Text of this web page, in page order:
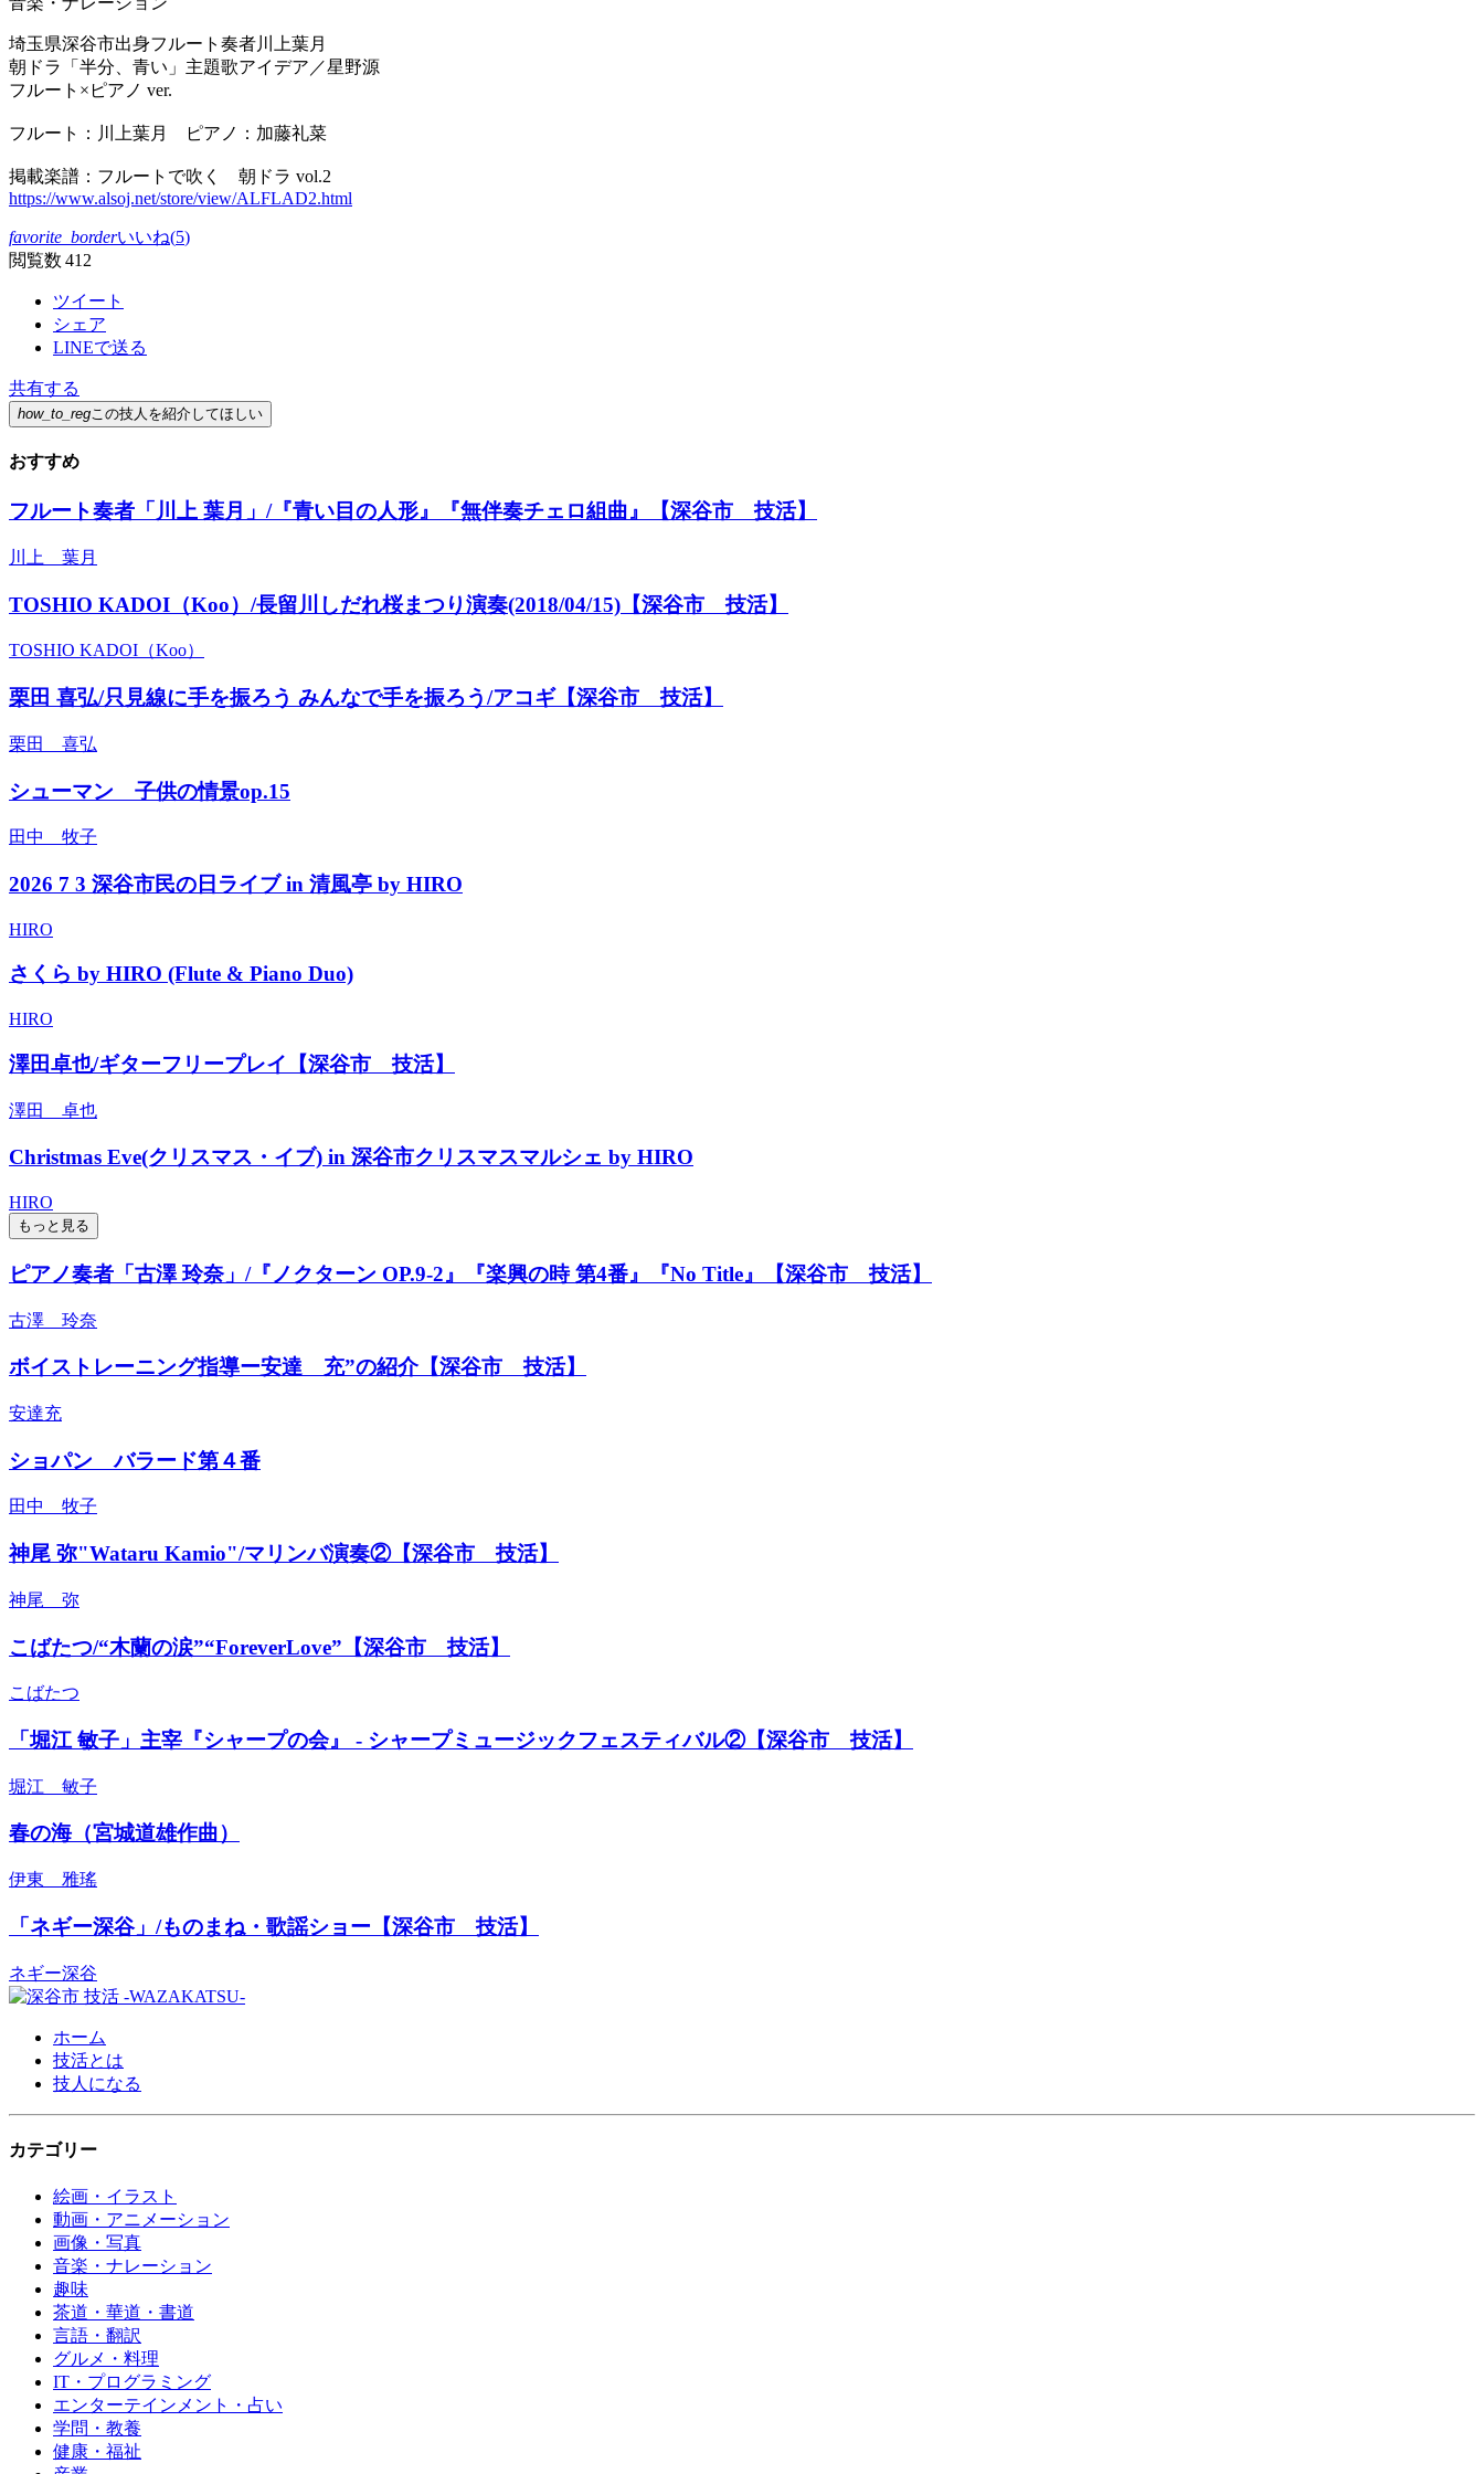
埼玉県深谷市出身フルート奏者川上葉月
朝ドラ「半分、青い」主題歌アイデア／星野源
フルート×ピアノ ver.
フルート：川上葉月 ピアノ：加藤礼菜
掲載楽譜：フルートで吹く 朝ドラ vol.2
https://www.alsoj.net/store/view/ALFLAD2.html
favorite_borderいいね(5)
閲覧数 412
ツイート
シェア
LINEで送る
共有する
how_to_reg この技人を紹介してほしい
おすすめ
フルート奏者「川上 葉月」/『青い目の人形』『無伴奏チェロ組曲』【深谷市 技活】
川上 葉月
TOSHIO KADOI（Koo）/長留川しだれ桜まつり演奏(2018/04/15)【深谷市 技活】
TOSHIO KADOI（Koo）
栗田 喜弘/只見線に手を振ろう みんなで手を振ろう/アコギ【深谷市 技活】
栗田 喜弘
シューマン 子供の情景op.15
田中 牧子
2026 7 3 深谷市民の日ライブ in 清風亭 by HIRO
HIRO
さくら by HIRO (Flute & Piano Duo)
HIRO
澤田卓也/ギターフリープレイ【深谷市 技活】
澤田 卓也
Christmas Eve(クリスマス・イブ) in 深谷市クリスマスマルシェ by HIRO
HIRO
もっと見る
ピアノ奏者「古澤 玲奈」/『ノクターン OP.9-2』『楽興の時 第4番』『No Title』【深谷市 技活】
古澤 玲奈
ボイストレーニング指導ー安達 充”の紹介【深谷市 技活】
安達充
ショパン バラード第４番
田中 牧子
神尾 弥"Wataru Kamio"/マリンバ演奏②【深谷市 技活】
神尾 弥
こばたつ/“木蘭の涙”“ForeverLove”【深谷市 技活】
こばたつ
「堀江 敏子」主宰『シャープの会』 - シャープミュージックフェスティバル②【深谷市 技活】
堀江 敏子
春の海（宮城道雄作曲）
伊東 雅瑤
「ネギー深谷」/ものまね・歌謡ショー【深谷市 技活】
ネギー深谷
ホーム
技活とは
技人になる
カテゴリー
絵画・イラスト
動画・アニメーション
画像・写真
音楽・ナレーション
趣味
茶道・華道・書道
言語・翻訳
グルメ・料理
IT・プログラミング
エンターテインメント・占い
学問・教養
健康・福祉